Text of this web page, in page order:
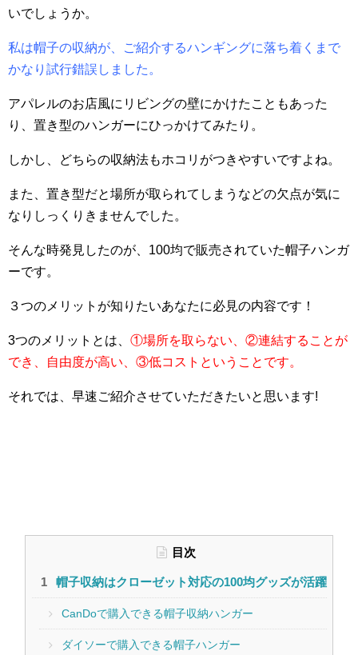
いでしょうか。
私は帽子の収納が、ご紹介するハンギングに落ち着くまで
かなり試行錯誤しました。
アパレルのお店風にリビングの壁にかけたこともあった
り、置き型のハンガーにひっかけてみたり。
しかし、どちらの収納法もホコリがつきやすいですよね。
また、置き型だと場所が取られてしまうなどの欠点が気に
なりしっくりきませんでした。
そんな時発見したのが、100均で販売されていた帽子ハンガ
ーです。
３つのメリットが知りたいあなたに必見の内容です！
3つのメリットとは、 ①場所を取らない、②連結することが
でき、自由度が高い、③低コストということです。
それでは、早速ご紹介させていただきたいと思います!
目次
帽子収納はクローゼット対応の100均グッズが活躍
CanDoで購入できる帽子収納ハンガー
ダイソーで購入できる帽子ハンガー